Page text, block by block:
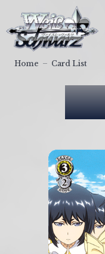
ァ
イ
Home Card List